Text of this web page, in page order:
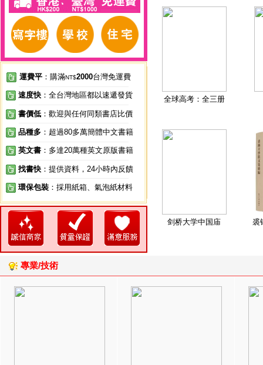
運費平 ：購滿NT$2000台灣免運費
速度快 ：全台灣地區都以速遞發貨
書價低 ：歡迎與任何同類書店比價
品種多 ：超過80多萬簡體中文書籍
英文書 ：多達20萬種英文原版書籍
找書快 ：提供資料，24小時內反饋
環保包裝 ：採用紙箱、氣泡紙材料
全球高考：全三册
剑桥大学中国庙 裘
專業/技術